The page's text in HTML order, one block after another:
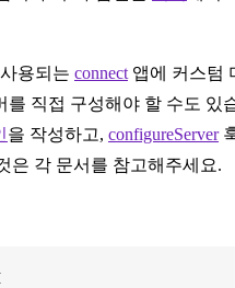
용되는 connect 앱에 커스텀
를 직접 구성해야 할 수도 있
을 작성하고, configureServer
은 각 문서를 참고해주세요.